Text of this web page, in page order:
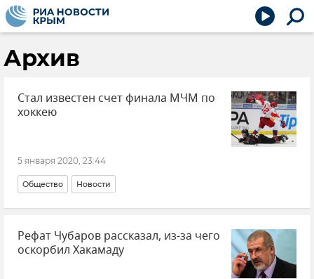
Архив
Стал известен счет финала МЧМ по
хоккею
5 января 2020, 23:44
Общество Новости
Рефат Чубаров рассказал, из-за чего
оскорбил Хакамаду